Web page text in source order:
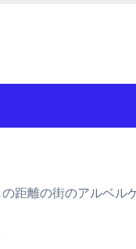
距離の街のアルベル